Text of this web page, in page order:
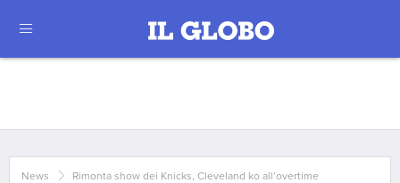
News Rimonta show dei Knicks, Cleveland ko all’overtime